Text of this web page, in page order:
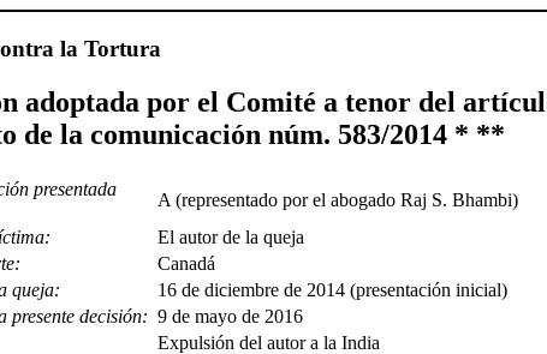
la Tortura
adoptada por el Comité a tenor del
de la comunicación núm. 583/2014 * **
presentada
A (representado por el abogado Raj S. Bhambi)
El autor de la queja
Canadá
queja:
16 de diciembre de 2014 (presentación inicial)
presente decisión: 9 de mayo de 2016
Expulsión del autor a la India